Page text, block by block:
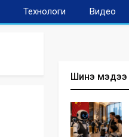
Технологи Видео
Шинэ мэдээ